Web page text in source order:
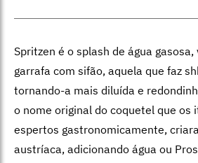
Spritzen é o splash de água gasosa,
garrafa com sifão, aquela que faz
tornando-a mais diluída e
o nome original do coquetel que os
espertos gastronomicamente,
austríaca, adicionando água ou